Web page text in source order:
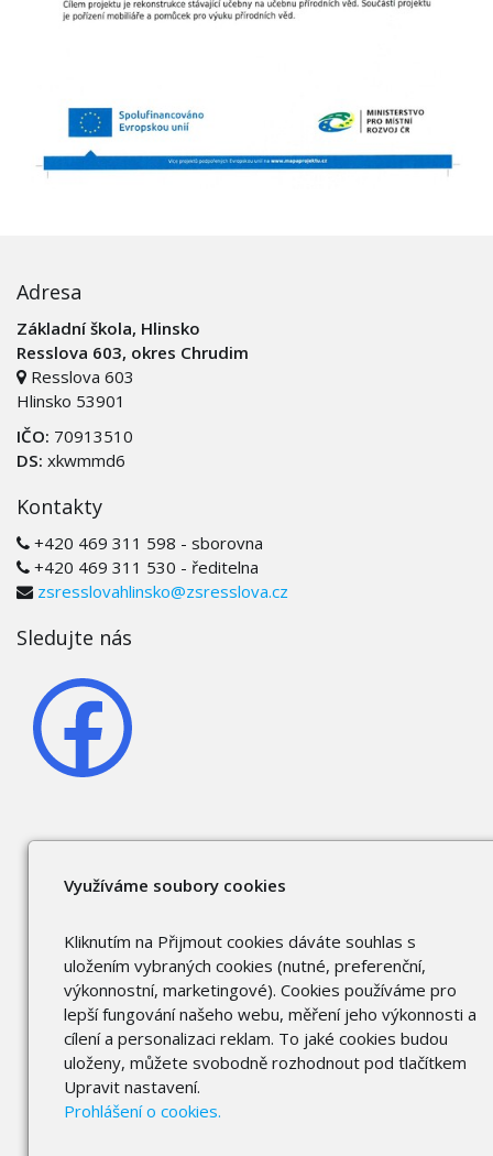
Adresa
Základní škola, Hlinsko
Resslova 603, okres Chrudim
Resslova 603
Hlinsko 53901
IČO: 70913510
DS: xkwmmd6
Kontakty
+420 469 311 598 - sborovna
+420 469 311 530 - ředitelna
zsresslovahlinsko@zsresslova.cz
Sledujte nás
Využíváme soubory cookies
Kliknutím na Přijmout cookies dáváte souhlas s
uložením vybraných cookies (nutné, preferenční,
výkonnostní, marketingové). Cookies používáme pro
lepší fungování našeho webu, měření jeho výkonnosti a
cílení a personalizaci reklam. To jaké cookies budou
uloženy, můžete svobodně rozhodnout pod tlačítkem
Upravit nastavení.
Prohlášení o cookies.